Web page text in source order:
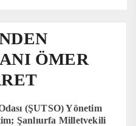
ÖMER
(ŞUTSO) Yönetim
Şanlıurfa Milletvekili